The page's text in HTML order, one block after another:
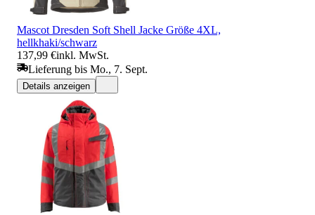
Mascot Dresden Soft Shell Jacke Größe 4XL,
hellkhaki/schwarz
137,99 €inkl. MwSt.
Lieferung bis Mo., 7. Sept.
Details anzeigen